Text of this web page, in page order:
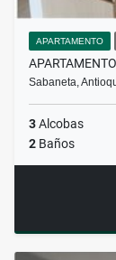
APARTAMENTO
Sabaneta,
3Alcobas
2 Baños